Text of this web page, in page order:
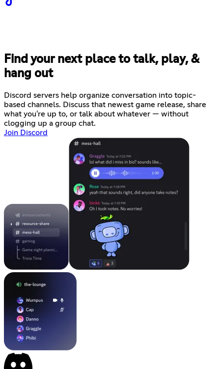
Find your next place to talk, play, &
hang out
Discord servers help organize conversation into topic-
based channels. Discuss that newest game release, share
what you're up to, or talk about whatever — without
clogging up a group chat.
Join Discord